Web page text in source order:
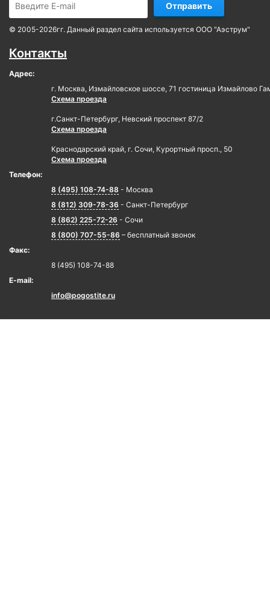
Отправить
© 2005-2026гг. Данный раздел сайта используется ООО "Аэструм"
Контакты
Адрес:
г. Москва, Измайловское шоссе, 71 гостиница Измайлово
Схема проезда
г.Санкт-Петербург, Невский проспект 87/2
Схема проезда
Краснодарский край, г. Сочи, Курортный просп., 50
Схема проезда
Телефон:
8 (495) 108-74-88 - Москва
8 (812) 309-78-36 - Санкт-Петербург
8 (862) 225-72-26 - Сочи
8 (800) 707-55-86 – бесплатный звонок
Факс:
8 (495) 108-74-88
E-mail:
info@pogostite.ru